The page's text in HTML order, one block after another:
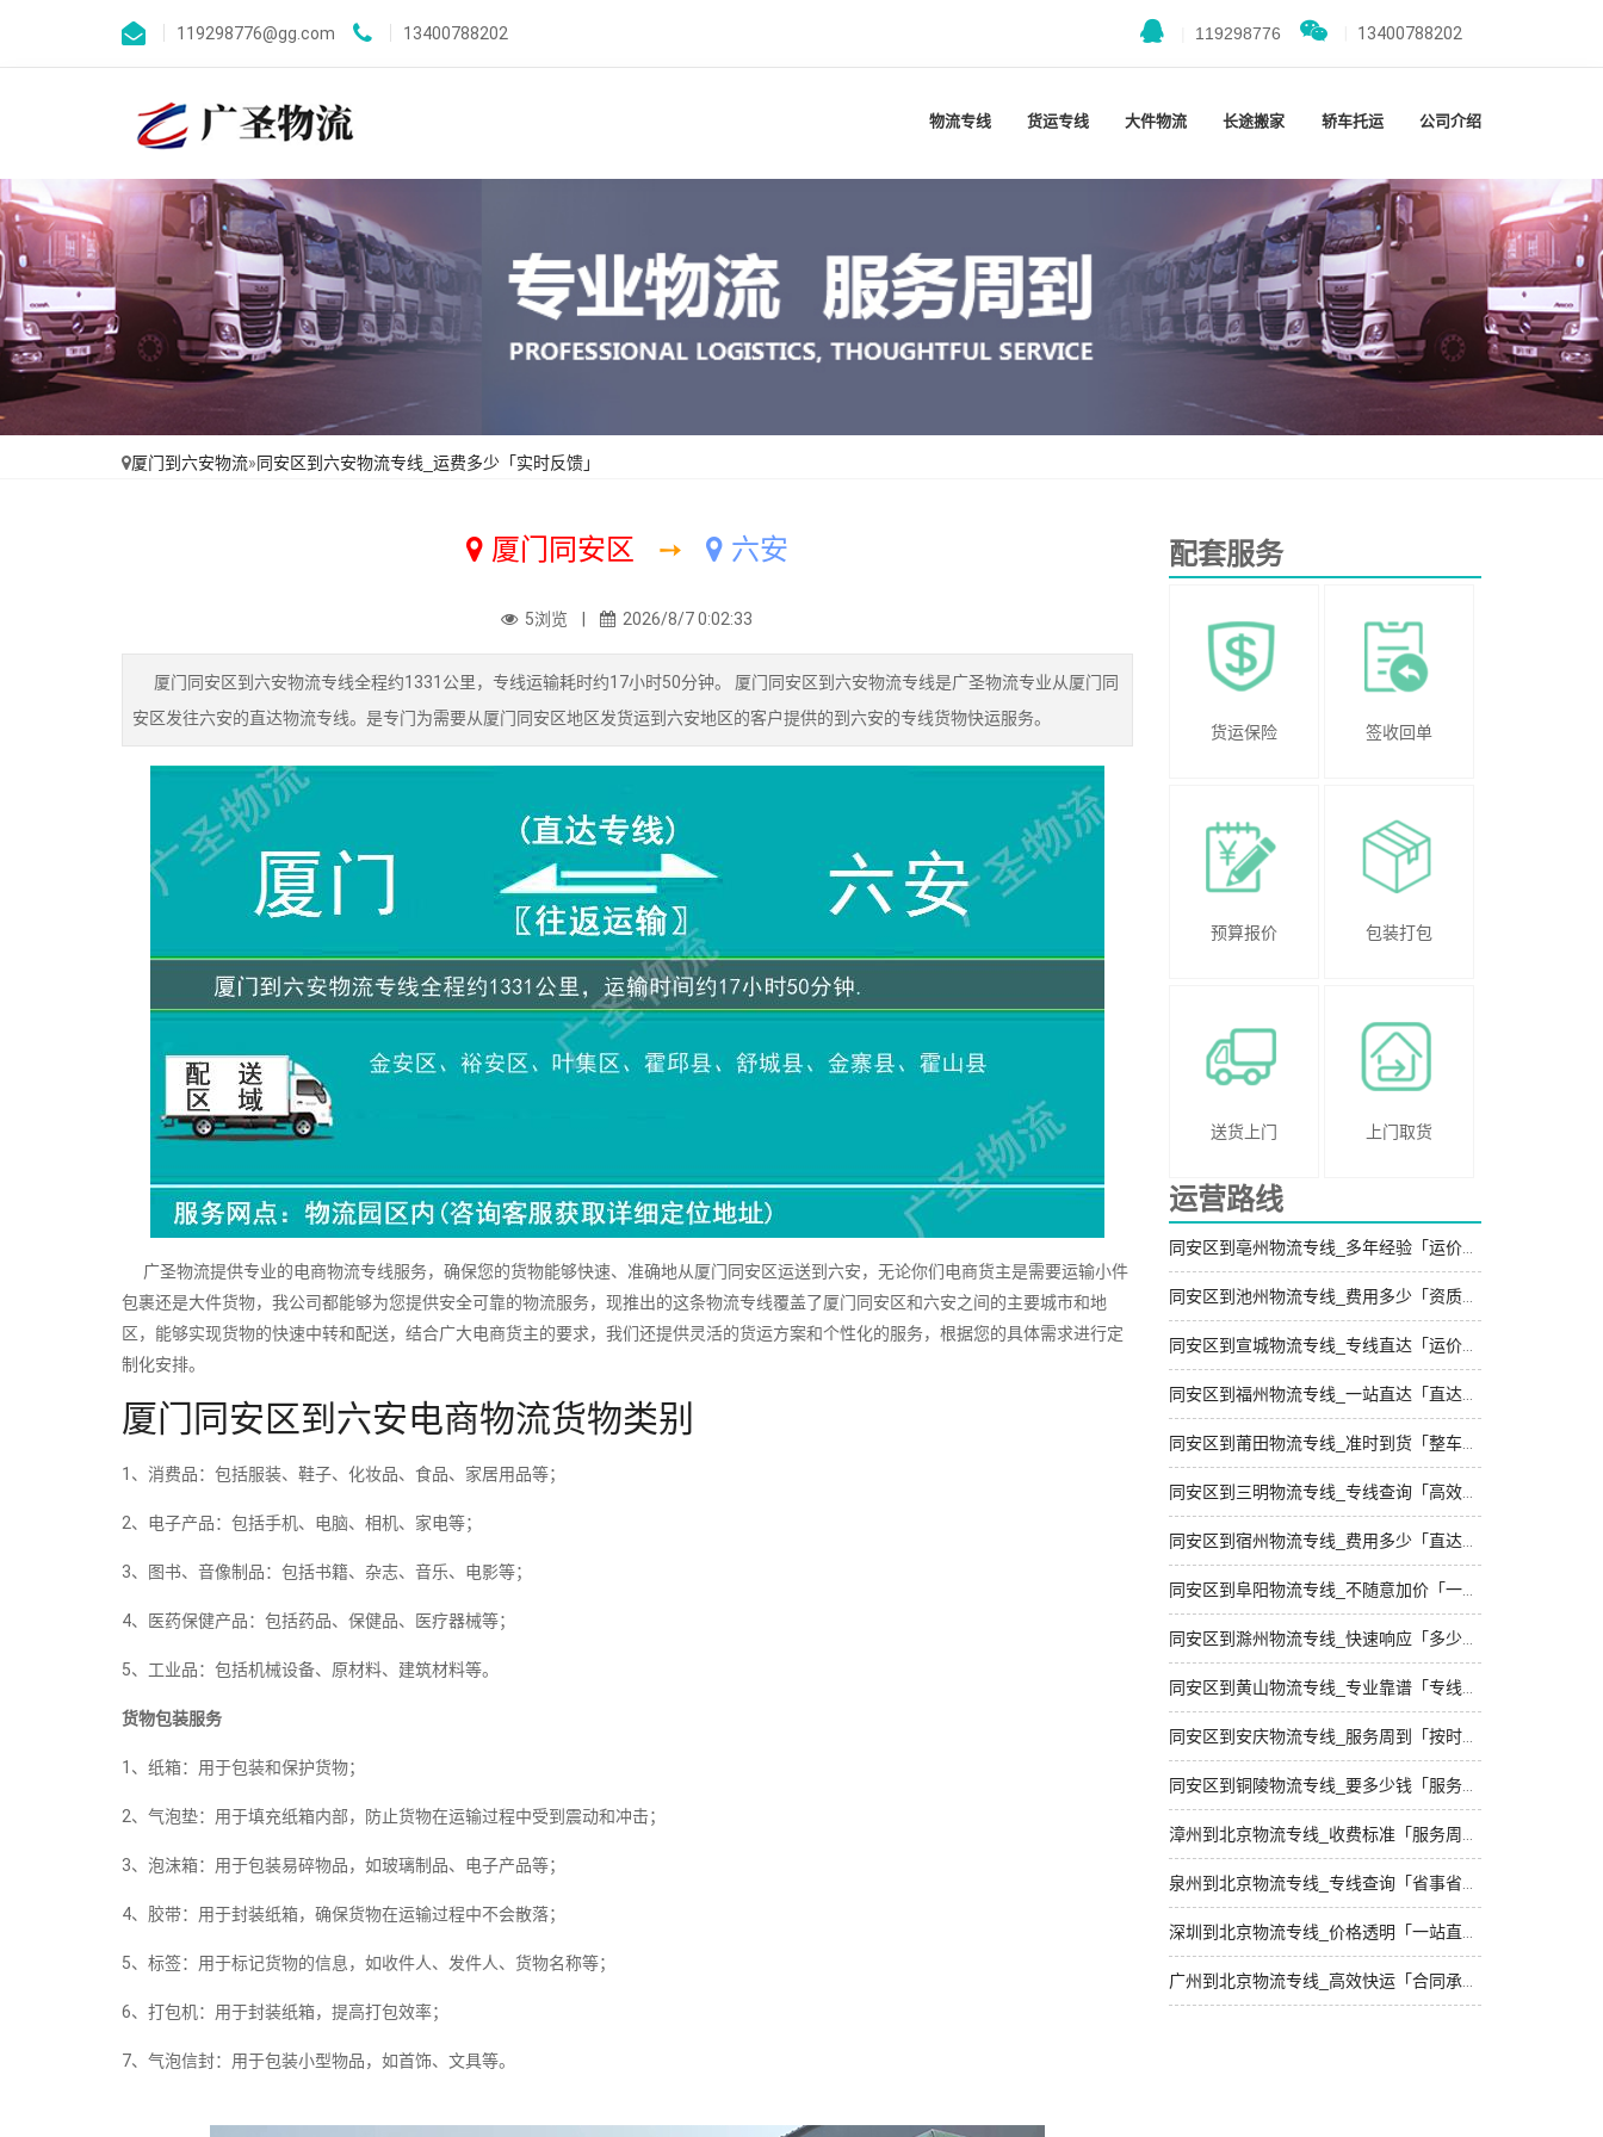
119298776@gg.com 13400788202 119298776 13400788202
物流专线 货运专线 大件物流 长途搬家 轿车托运 公司介绍
厦门到六安物流»同安区到六安物流专线_运费多少「实时反馈」
厦门同安区 ➙ 六安
5浏览 | 2026/8/7 0:02:33
厦门同安区到六安物流专线全程约1331公里，专线运输耗时约17小时50分钟。 厦门同安区到六安物流专线是广圣物流专业从厦门同
安区发往六安的直达物流专线。是专门为需要从厦门同安区地区发货运到六安地区的客户提供的到六安的专线货物快运服务。
广圣物流提供专业的电商物流专线服务，确保您的货物能够快速、准确地从厦门同安区运送到六安，无论你们电商货主是需要运输小件
包裹还是大件货物，我公司都能够为您提供安全可靠的物流服务，现推出的这条物流专线覆盖了厦门同安区和六安之间的主要城市和地
区，能够实现货物的快速中转和配送，结合广大电商货主的要求，我们还提供灵活的货运方案和个性化的服务，根据您的具体需求进行定
制化安排。
厦门同安区到六安电商物流货物类别
1、消费品：包括服装、鞋子、化妆品、食品、家居用品等；
2、电子产品：包括手机、电脑、相机、家电等；
3、图书、音像制品：包括书籍、杂志、音乐、电影等；
4、医药保健产品：包括药品、保健品、医疗器械等；
5、工业品：包括机械设备、原材料、建筑材料等。
货物包装服务
1、纸箱：用于包装和保护货物；
2、气泡垫：用于填充纸箱内部，防止货物在运输过程中受到震动和冲击；
3、泡沫箱：用于包装易碎物品，如玻璃制品、电子产品等；
4、胶带：用于封装纸箱，确保货物在运输过程中不会散落；
5、标签：用于标记货物的信息，如收件人、发件人、货物名称等；
6、打包机：用于封装纸箱，提高打包效率；
7、气泡信封：用于包装小型物品，如首饰、文具等。
配套服务
货运保险 签收回单
预算报价 包装打包
送货上门 上门取货
运营路线
同安区到亳州物流专线_多年经验「运价实惠」
同安区到池州物流专线_费用多少「资质齐全」
同安区到宣城物流专线_专线直达「运价行情」
同安区到福州物流专线_一站直达「直达往返」
同安区到莆田物流专线_准时到货「整车配货」
同安区到三明物流专线_专线查询「高效运输」
同安区到宿州物流专线_费用多少「直达特快专线」
同安区到阜阳物流专线_不随意加价「一站式托运」
同安区到滁州物流专线_快速响应「多少一吨」
同安区到黄山物流专线_专业靠谱「专线查询」
同安区到安庆物流专线_服务周到「按时送达」
同安区到铜陵物流专线_要多少钱「服务周到」
漳州到北京物流专线_收费标准「服务周到」
泉州到北京物流专线_专线查询「省事省心」
深圳到北京物流专线_价格透明「一站直达」
广州到北京物流专线_高效快运「合同承运」